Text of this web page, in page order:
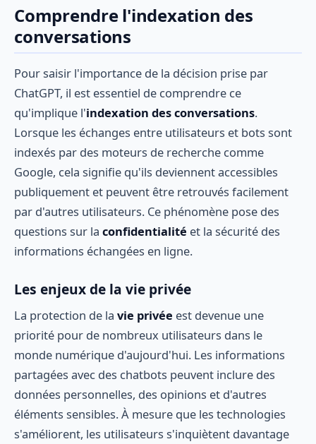
Comprendre l'indexation des
conversations
Pour saisir l'importance de la décision prise par
ChatGPT, il est essentiel de comprendre ce
qu'implique l'indexation des conversations.
Lorsque les échanges entre utilisateurs et bots sont
indexés par des moteurs de recherche comme
Google, cela signifie qu'ils deviennent accessibles
publiquement et peuvent être retrouvés facilement
par d'autres utilisateurs. Ce phénomène pose des
questions sur la confidentialité et la sécurité des
informations échangées en ligne.
Les enjeux de la vie privée
La protection de la vie privée est devenue une
priorité pour de nombreux utilisateurs dans le
monde numérique d'aujourd'hui. Les informations
partagées avec des chatbots peuvent inclure des
données personnelles, des opinions et d'autres
éléments sensibles. À mesure que les technologies
s'améliorent, les utilisateurs s'inquiètent davantage